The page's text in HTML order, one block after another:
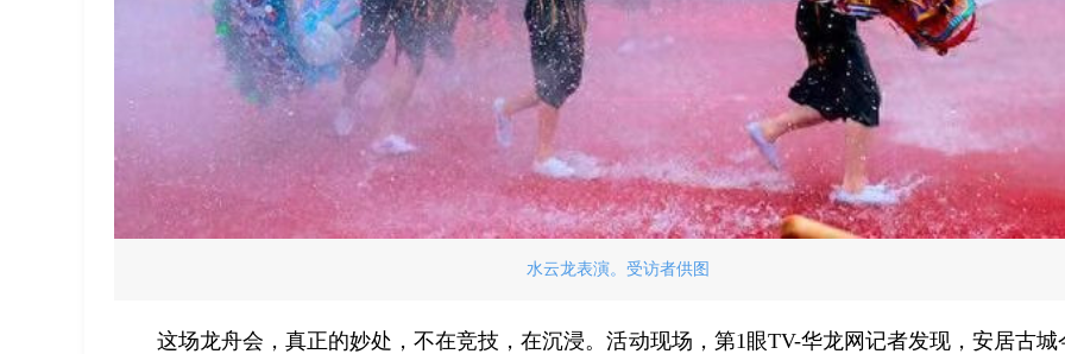
水云龙表演。受访者供图
这场龙舟会，真正的妙处，不在竞技，在沉浸。活动现场，第1眼TV-华龙网记者发现，安居古城